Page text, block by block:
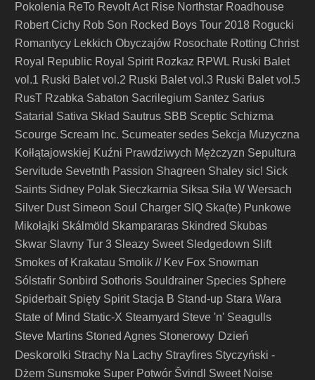
Pokolenia ReTo Revolt Act Rise Northstar Roadhouse
Robert Cichy Rob Son Rocked Boys Tour 2018 Rogucki
Romantycy Lekkich Obyczajów Rosochate Rotting Christ
Royal Republic Royal Spirit Rozkaz RPWL Ruski Balet
vol.1 Ruski Balet vol.2 Ruski Balet vol.3 Ruski Balet vol.5
RusT Rzabka Sabaton Sacrilegium Santez Sarius
Satarial Sativa Skład Sautrus SBB Sceptic Schizma
Scourge Scream Inc. Scumeater sedes Sekcja Muzyczna
Kołłątajowskiej Kuźni Prawdziwych Mężczyzn Sepultura
Servitude Sevetnth Passion Shagreen Shaley sic! Sick
Saints Sidney Polak Sieczkarnia Siksa Siła W Wersach
Silver Dust Simeon Soul Charger SIQ Ska(te) Punkowe
Mikołajki Skálmöld Skampararas Skindred Skubas
Skwar Slavny Tur 3 Sleazy Sweet Sledgedown Slift
Smokes of Krakatau Smolik // Kev Fox Snowman
Sólstafir Sonbird Sothoris Souldrainer Species Sphere
Spiderbait Spięty Spirit Stacja B Stand-up Stara Wara
State of Mind Static-X Steamyard Steve 'n' Seagulls
Steve Martins Stoned Agnes Stonerowy Dzień
Deskorolki Strachy Na Lachy Strayfires Styczyński -
Dżem Sunsmoke Super Potwór Švindl Sweet Noise